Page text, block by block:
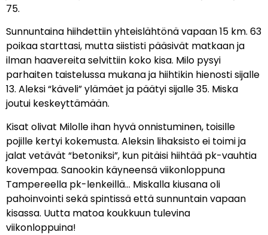
75.
Sunnuntaina hiihdettiin yhteislähtönä vapaan 15 km. 63
poikaa starttasi, mutta siististi pääsivät matkaan ja
ilman haavereita selvittiin koko kisa. Milo pysyi
parhaiten taistelussa mukana ja hiihtikin hienosti sijalle
13. Aleksi “käveli” ylämäet ja päätyi sijalle 35. Miska
joutui keskeyttämään.
Kisat olivat Milolle ihan hyvä onnistuminen, toisille
pojille kertyi kokemusta. Aleksin lihaksisto ei toimi ja
jalat vetävät “betoniksi”, kun pitäisi hiihtää pk-vauhtia
kovempaa. Sanookin käyneensä viikonloppuna
Tampereella pk-lenkeillä… Miskalla kiusana oli
pahoinvointi sekä spintissä että sunnuntain vapaan
kisassa. Uutta matoa koukkuun tulevina
viikonloppuina!